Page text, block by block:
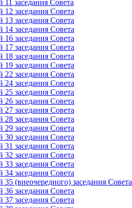
заседания Совета
заседания Совета
заседания Совета
заседания Совета
заседания Совета
заседания Совета
заседания Совета
заседания Совета
заседания Совета
заседания Совета
заседания Совета
заседания Совета
заседания Совета
заседания Совета
заседания Совета
заседания Совета
заседания Совета
заседания Совета
заседания Совета
заседания Совета
(внеочередного) заседания Совета
заседания Совета
заседания Совета